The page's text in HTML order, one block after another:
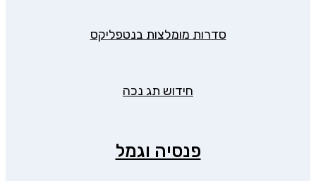
סדרות מומלצות בנטפליקס
חידוש תג נכה
פנסיה וגמל